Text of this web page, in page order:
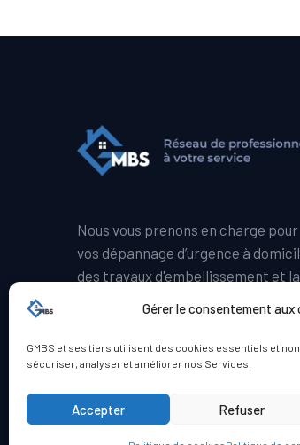
Gérer le consentement aux
GMBS et ses tiers utilisent des cookies essentiels et
sécuriser, analyser et améliorer nos Services.
Accepter Refuser
Nous vous prenons en charge pour
vos dépannage d’urgence à
des travaux d'embellissement et la
© Copyright GMBS 2023. Tous droits